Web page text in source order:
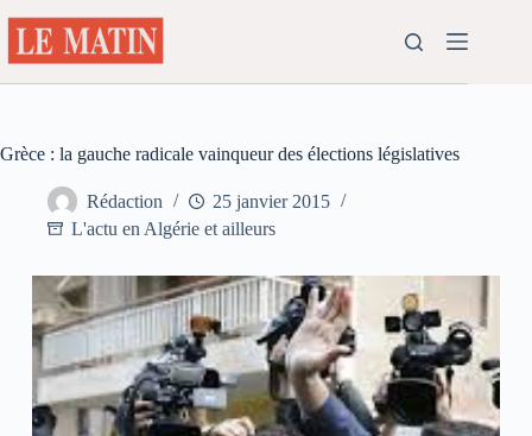
au
contenu
Grèce : la gauche radicale vainqueur des élections législatives
Rédaction
25 janvier 2015
L'actu en Algérie et ailleurs